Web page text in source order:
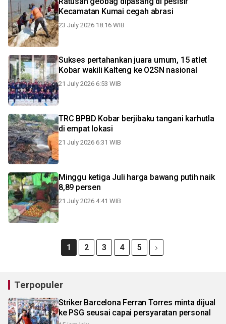
Kecamatan Kumai cegah abrasi
23 July 2026 18:16 WIB
Sukses pertahankan juara umum, 15 atlet
Kobar wakili Kalteng ke O2SN nasional
21 July 2026 6:53 WIB
TRC BPBD Kobar berjibaku tangani karhutla
di empat lokasi
21 July 2026 6:31 WIB
Minggu ketiga Juli harga bawang putih naik
8,89 persen
21 July 2026 4:41 WIB
1 2 3 4 5
Terpopuler
Striker Barcelona Ferran Torres minta dijual
ke PSG seusai capai persyaratan personal